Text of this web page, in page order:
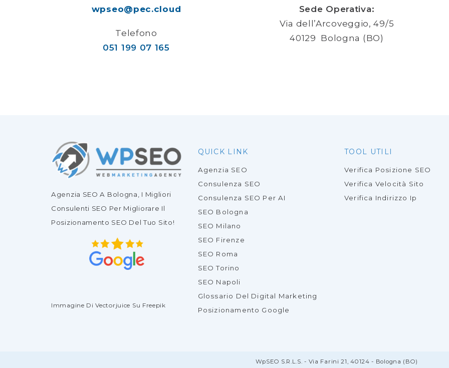
wpseo@pec.cloud
Telefono
051 199 07 165
Sede Operativa:
Via dell’Arcoveggio, 49/5
40129 Bologna (BO)
Agenzia SEO A Bologna, I Migliori
Consulenti SEO Per Migliorare Il
Posizionamento SEO Del Tuo Sito!
Immagine Di Vectorjuice Su Freepik
QUICK LINK
Agenzia SEO
Consulenza SEO
Consulenza SEO Per AI
SEO Bologna
SEO Milano
SEO Firenze
SEO Roma
SEO Torino
SEO Napoli
Glossario Del Digital Marketing
Posizionamento Google
TOOL UTILI
Verifica Posizione SEO
Verifica Velocità Sito
Verifica Indirizzo Ip
WpSEO S.r.l.s. - Via Farini 21, 40124 - Bologna (BO)